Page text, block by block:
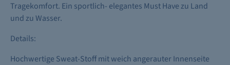
Tragekomfort. Ein sportlich- elegantes Must Have zu Land
und zu Wasser.
Details:
Hochwertige Sweat-Stoff mit weich angerauter Innenseite